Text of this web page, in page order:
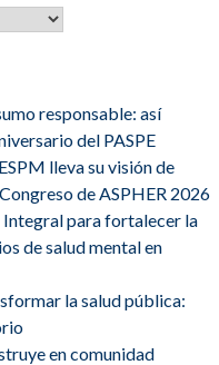
responsable: así
del PASPE
lleva su visión de
de ASPHER 2026
para fortalecer la
de salud mental en
la salud pública:
en comunidad